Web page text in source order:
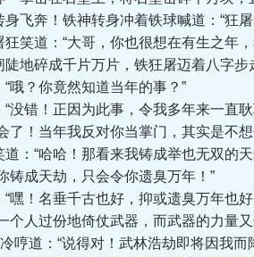
奔！铁神转身冲着铁球喊道：“狂屠
道：“大哥，你也很想在有生之年，
碎成千片万片，铁狂屠迈着八字步
？你竟然知道当年的事？”
错！正因为此事，令我多年来一直耿
！当年我反对你当掌门，其实是不想
“哈哈！那看来我铸成举也无双的天
成天劫，只会令你遗臭万年！”
！名垂千古也好，抑或遗臭万年也好
人过份地倚仗武器，而武器的力量又
道：“说得对！武林浩劫即将因我而